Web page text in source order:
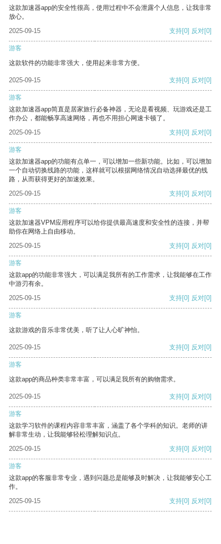
这款加速器app的安全性很高，使用过程中不会泄露个人信息，让我非常
放心。
2025-09-15
支持[0] 反对[0]
游客
这款软件的功能非常强大，使用起来非常方便。
2025-09-15 支持[0] 反对[0]
游客
这款加速器app简直是居家旅行必备神器，无论是看视频、玩游戏还是工
作办公，都能畅享高速网络，再也不用担心网速卡顿了。
2025-09-15
支持[0] 反对[0]
游客
这款加速器app的功能有点单一，可以增加一些新功能。比如，可以增加
一个自动切换线路的功能，这样就可以根据网络情况自动选择最优的线
路，从而获得更好的加速效果。
2025-09-15
支持[0] 反对[0]
游客
这款加速器VPM应用程序可以给你提供最高速度和安全性的连接，并帮
助你在网络上自由移动。
2025-09-15
支持[0] 反对[0]
游客
这款app的功能非常强大，可以满足我所有的工作需求，让我能够在工作
中游刃有余。
2025-09-15
支持[0] 反对[0]
游客
这款游戏的音乐非常优美，听了让人心旷神怡。
2025-09-15 支持[0] 反对[0]
游客
这款app的商品种类非常丰富，可以满足我所有的购物需求。
2025-09-15 支持[0] 反对[0]
游客
这款学习软件的课程内容非常丰富，涵盖了各个学科的知识。老师的讲
解非常生动，让我能够轻松理解知识点。
2025-09-15
支持[0] 反对[0]
游客
这款app的客服非常专业，遇到问题总是能够及时解决，让我能够安心工
作。
2025-09-15
支持[0] 反对[0]